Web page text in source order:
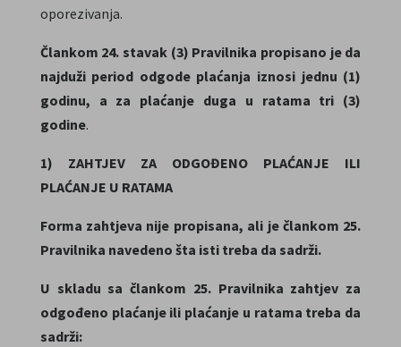
oporezivanja.
Člankom 24. stavak (3) Pravilnika propisano je da
najduži period odgode plaćanja iznosi jednu (1)
godinu, a za plaćanje duga u ratama tri (3)
godine.
1) ZAHTJEV ZA ODGOĐENO PLAĆANJE ILI
PLAĆANJE U RATAMA
Forma zahtjeva nije propisana, ali je člankom 25.
Pravilnika navedeno šta isti treba da sadrži.
U skladu sa člankom 25. Pravilnika zahtjev za
odgođeno plaćanje ili plaćanje u ratama treba da
sadrži: